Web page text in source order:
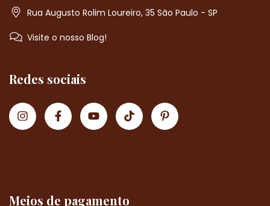
Rua Augusto Rolim Loureiro, 35 São Paulo - SP
Visite o nosso Blog!
Redes sociais
Meios de pagamento